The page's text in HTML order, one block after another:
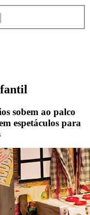
sobem ao palco
espetáculos para